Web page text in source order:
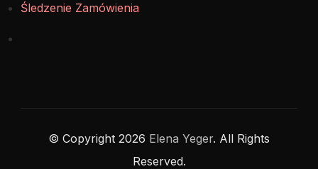
Śledzenie Zamówienia
© Copyright 2026 Elena Yeger. All Rights
Reserved.